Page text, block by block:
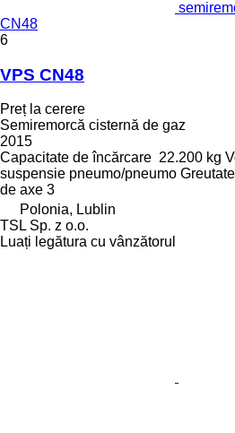
CN48
6
VPS CN48
Preț la cerere
Semiremorcă cisternă de gaz
2015
Capacitate de încărcare 22.200 kg
suspensie pneumo/pneumo
de axe 3
Polonia, Lublin
TSL Sp. z o.o.
Luați legătura cu vânzătorul